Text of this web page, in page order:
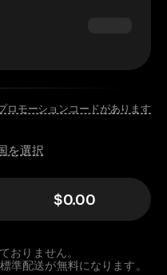
ロモーションコードがあります
を選択
$0.00
おりません。
配送が無料になります。